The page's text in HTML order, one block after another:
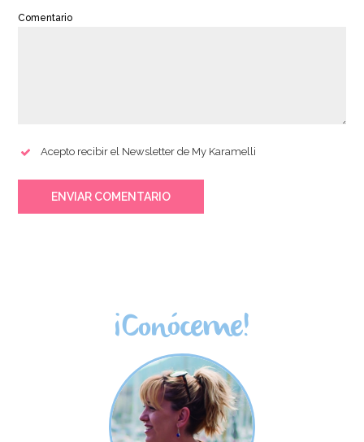
Comentario
Acepto recibir el Newsletter de My Karamelli
ENVIAR COMENTARIO
¡Conóceme!